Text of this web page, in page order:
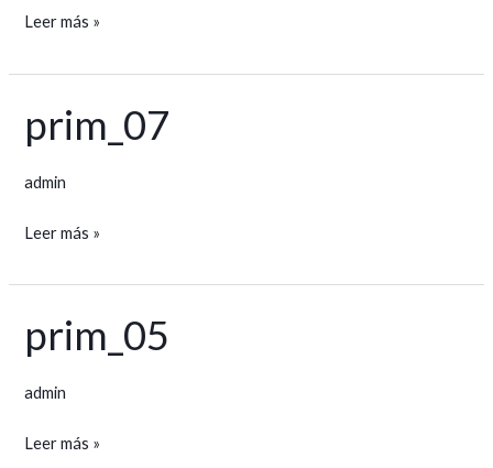
Leer más »
prim_07
admin
prim_07
Leer más »
prim_05
admin
prim_05
Leer más »